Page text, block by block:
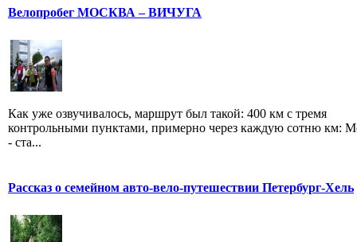
Велопробег МОСКВА – ВИЧУГА
Как уже озвучивалось, маршрут был такой: 400 км с тремя
контрольными пунктами, примерно через каждую сотню км:
- ста...
Рассказ о семейном авто-вело-путешествии Петербург-Хель